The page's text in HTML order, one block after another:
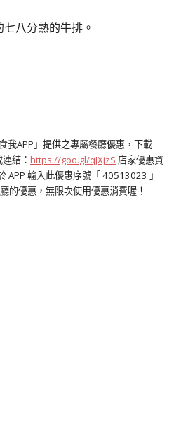
八分熟的牛排。
我APP」提供之專屬餐廳優惠，下載
結： https://goo.gl/qJXjzS 店家優惠資
APP 輸入此優惠序號「 40513023 」
的優惠，無限次使用優惠消費喔！